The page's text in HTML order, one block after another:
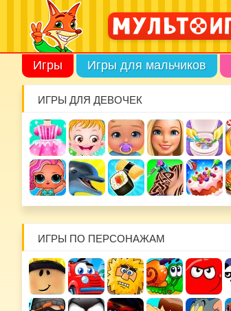
Игры Игры для мальчиков
ИГРЫ ДЛЯ ДЕВОЧЕК
ИГРЫ ПО ПЕРСОНАЖАМ